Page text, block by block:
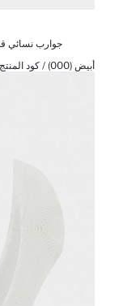
جوارب نسائي
أبيض (000) / كود المنتج :